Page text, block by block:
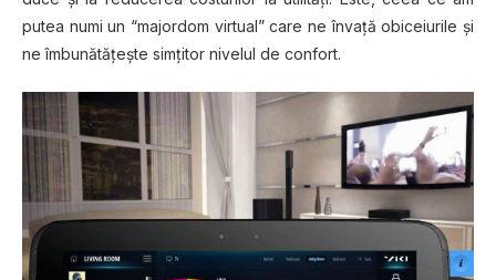
putea numi un “majordom virtual” care ne învață obiceiurile și
ne îmbunătățește simțitor nivelul de confort.